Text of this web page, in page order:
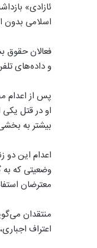
ئازادی»
اسلامی بدون
فعالان حقوق
و داده‌های
پس از اعدام
او در قتل
بیشتر به
اعدام این
وضعیتی که
معترضان
منتقدان
اعتراف